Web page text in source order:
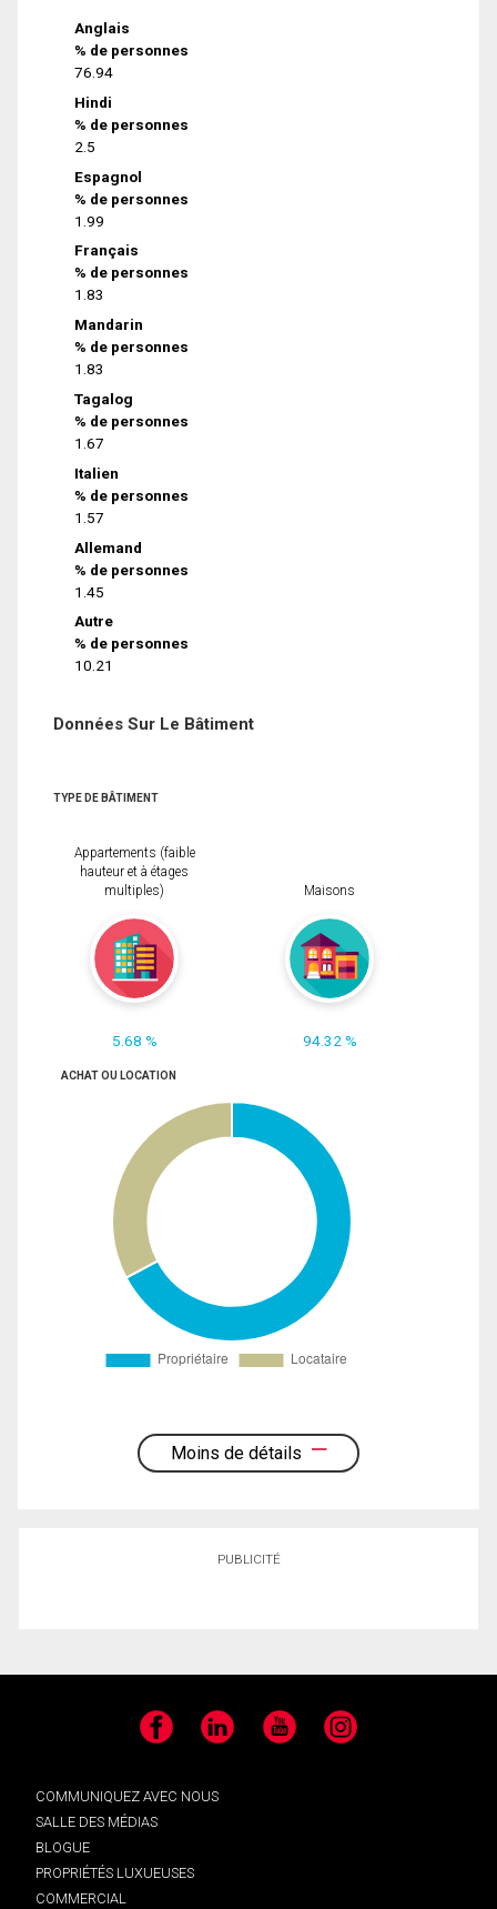
Anglais
% de personnes
76.94
Hindi
% de personnes
2.5
Espagnol
% de personnes
1.99
Français
% de personnes
1.83
Mandarin
% de personnes
1.83
Tagalog
% de personnes
1.67
Italien
% de personnes
1.57
Allemand
% de personnes
1.45
Autre
% de personnes
10.21
Données Sur Le Bâtiment
TYPE DE BÂTIMENT
Appartements (faible
hauteur et à étages
multiples)
5.68 %
Maisons
94.32 %
ACHAT OU LOCATION
Moins de détails
PUBLICITÉ
Facebook LinkedIn YouTube Instagram
COMMUNIQUEZ AVEC NOUS
SALLE DES MÉDIAS
BLOGUE
PROPRIÉTÉS LUXUEUSES
COMMERCIAL